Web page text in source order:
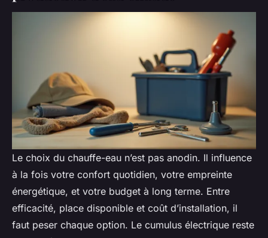
Le choix du chauffe-eau n’est pas anodin. Il influence
à la fois votre confort quotidien, votre empreinte
énergétique, et votre budget à long terme. Entre
efficacité, place disponible et coût d’installation, il
faut peser chaque option. Le cumulus électrique reste